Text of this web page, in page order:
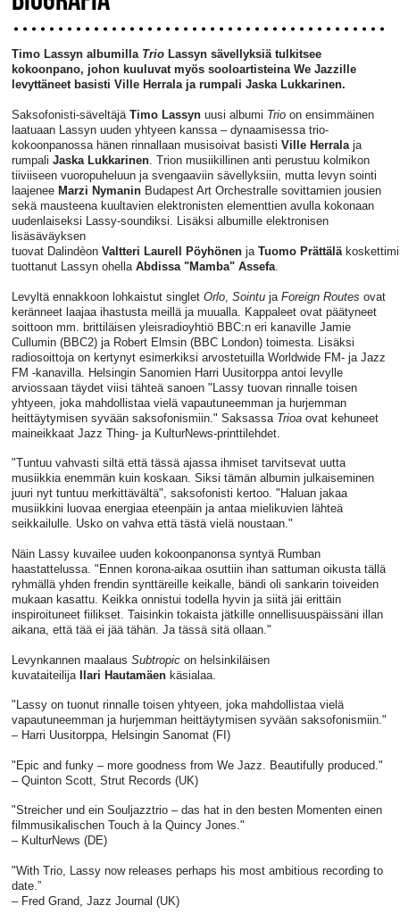
Timo Lassyn albumilla TrioLassyn sävellyksiä tulkitsee
kokoonpano, johon kuuluvat myös sooloartisteina We Jazzille
levyttäneet basisti Ville Herrala ja rumpali Jaska Lukkarinen.
Saksofonisti-säveltäjäTimo Lassyn uusi albumi Trioon ensimmäinen
laatuaan Lassyn uuden yhtyeen kanssa – dynaamisessa trio-
kokoonpanossa hänen rinnallaan musisoivat basisti Ville Herralaja
rumpali Jaska Lukkarinen. Trion musiikillinen anti perustuu kolmikon
tiiviiseen vuoropuheluun ja svengaaviin sävellyksiin, mutta levyn sointi
laajenee Marzi NymaninBudapest Art Orchestralle sovittamien jousien
sekä mausteena kuultavien elektronisten elementtien avulla kokonaan
uudenlaiseksi Lassy-soundiksi. Lisäksi albumille elektronisen
lisäsäväyksen
tuovat Dalindèon Valtteri Laurell Pöyhönenja Tuomo Prättälä
tuottanut Lassyn ohella Abdissa "Mamba" Assefa.
Levyltä ennakkoon lohkaistut singlet Orlo, Sointuja Foreign Routes ovat
keränneet laajaa ihastusta meillä ja muualla. Kappaleet ovat päätyneet
soittoon mm. brittiläisen yleisradioyhtiö BBC:n eri kanaville Jamie
Cullumin (BBC2) ja Robert Elmsin (BBC London) toimesta. Lisäksi
radiosoittoja on kertynyt esimerkiksi arvostetuilla Worldwide FM- ja Jazz
FM -kanavilla. Helsingin Sanomien Harri Uusitorppa antoi levylle
arviossaan täydet viisi tähteä sanoen "Lassy tuovan rinnalle toisen
yhtyeen, joka mahdollistaa vielä vapautuneemman ja hurjemman
heittäytymisen syvään saksofonismiin." Saksassa Trioaovat kehuneet
maineikkaat Jazz Thing- ja KulturNews-printtilehdet.
"Tuntuu vahvasti siltä että tässä ajassa ihmiset tarvitsevat uutta
musiikkia enemmän kuin koskaan. Siksi tämän albumin julkaiseminen
juuri nyt tuntuu merkittävältä", saksofonisti kertoo. "Haluan jakaa
musiikkini luovaa energiaa eteenpäin ja antaa mielikuvien lähteä
seikkailulle. Usko on vahva että tästä vielä noustaan."
Näin Lassy kuvailee uuden kokoonpanonsa syntyä Rumban
haastattelussa. "Ennen korona-aikaa osuttiin ihan sattuman oikusta tällä
ryhmällä yhden frendin synttäreille keikalle, bändi oli sankarin toiveiden
mukaan kasattu. Keikka onnistui todella hyvin ja siitä jäi erittäin
inspiroituneet fiilikset. Taisinkin tokaista jätkille onnellisuuspäissäni illan
aikana, että tää ei jää tähän. Ja tässä sitä ollaan."
Levynkannen maalaus Subtropicon helsinkiläisen
kuvataiteilija Ilari Hautamäenkäsialaa.
"Lassy on tuonut rinnalle toisen yhtyeen, joka mahdollistaa vielä
vapautuneemman ja hurjemman heittäytymisen syvään saksofonismiin."
– Harri Uusitorppa, Helsingin Sanomat (FI)
"Epic and funky – more goodness from We Jazz. Beautifully produced."
– Quinton Scott, Strut Records (UK)
"Streicher und ein Souljazztrio – das hat in den besten Momenten einen
filmmusikalischen Touch à la Quincy Jones."
– KulturNews (DE)
"With Trio, Lassy now releases perhaps his most ambitious recording to
date.”
– Fred Grand, Jazz Journal (UK)